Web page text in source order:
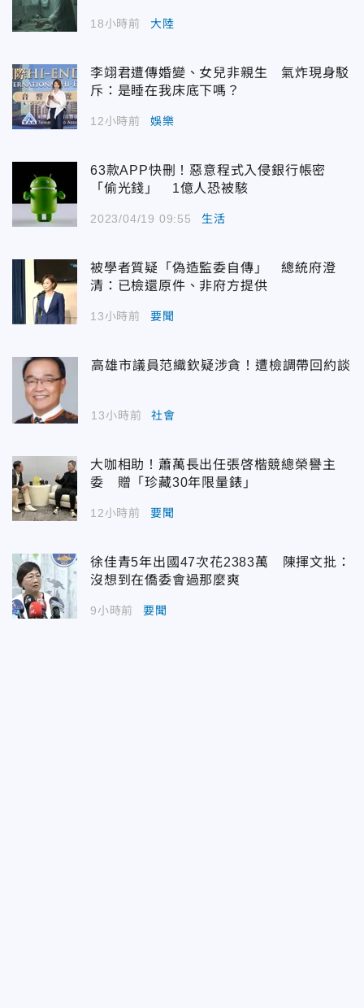
18小時前 大陸
李翊君遭傳婚變、女兒非親生 氣炸現身駁
斥：是睡在我床底下嗎？
12小時前 娛樂
63款APP快刪！惡意程式入侵銀行帳密
「偷光錢」 1億人恐被駭
2023/04/19 09:55 生活
被學者質疑「偽造監委自傳」 總統府澄
清：已檢還原件、非府方提供
13小時前 要聞
高雄市議員范織欽疑涉貪！遭檢調帶回約談
13小時前 社會
大咖相助！蕭萬長出任張啓楷競總榮譽主
委 贈「珍藏30年限量錶」
12小時前 要聞
徐佳青5年出國47次花2383萬 陳揮文批：
沒想到在僑委會過那麼爽
9小時前 要聞